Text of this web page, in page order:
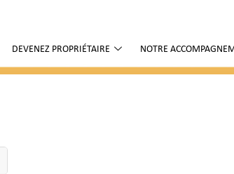
DEVENEZ PROPRIÉTAIRE NOTRE